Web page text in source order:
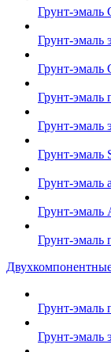
Грунт-эмаль
Грунт-эмаль
Грунт-эмаль
Грунт-
Грунт-
Грунт-эмаль
Грунт-
Грунт-
Грунт-эмаль
Грунт-
Грунт-